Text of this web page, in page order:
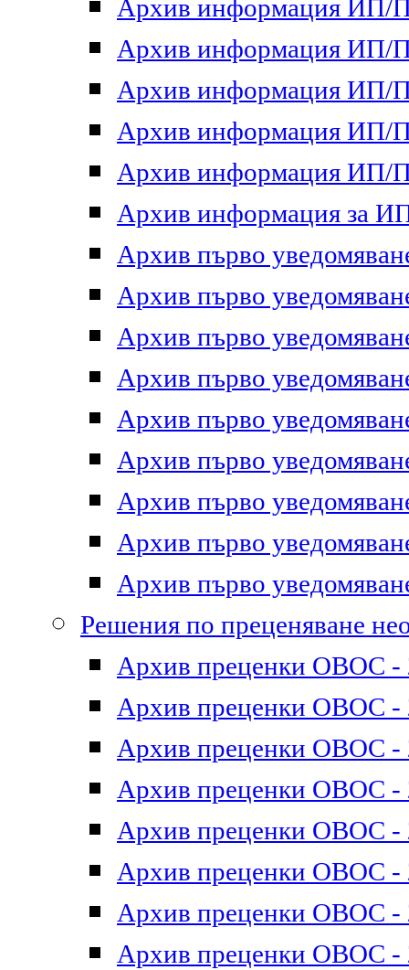
Архив информация ИП/
Архив информация ИП/
Архив информация ИП/
Архив информация ИП/
Архив информация ИП/
Архив информация за
Архив първо
Архив първо
Архив първо
Архив първо
Архив първо
Архив първо
Архив първо
Архив първо
Архив първо
Решения по преценяване
Архив преценки ОВОС -
Архив преценки ОВОС -
Архив преценки ОВОС -
Архив преценки ОВОС -
Архив преценки ОВОС -
Архив преценки ОВОС -
Архив преценки ОВОС -
Архив преценки ОВОС -